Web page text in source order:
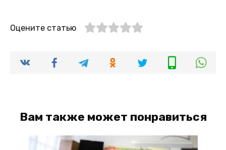
Оцените статью
Вам также может понравиться